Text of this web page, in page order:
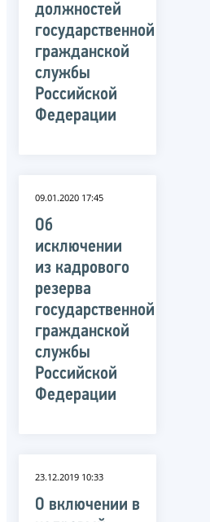
должностей
государственной
гражданской
службы
Российской
Федерации
09.01.2020 17:45
Об
исключении
из кадрового
резерва
государственной
гражданской
службы
Российской
Федерации
23.12.2019 10:33
О включении в